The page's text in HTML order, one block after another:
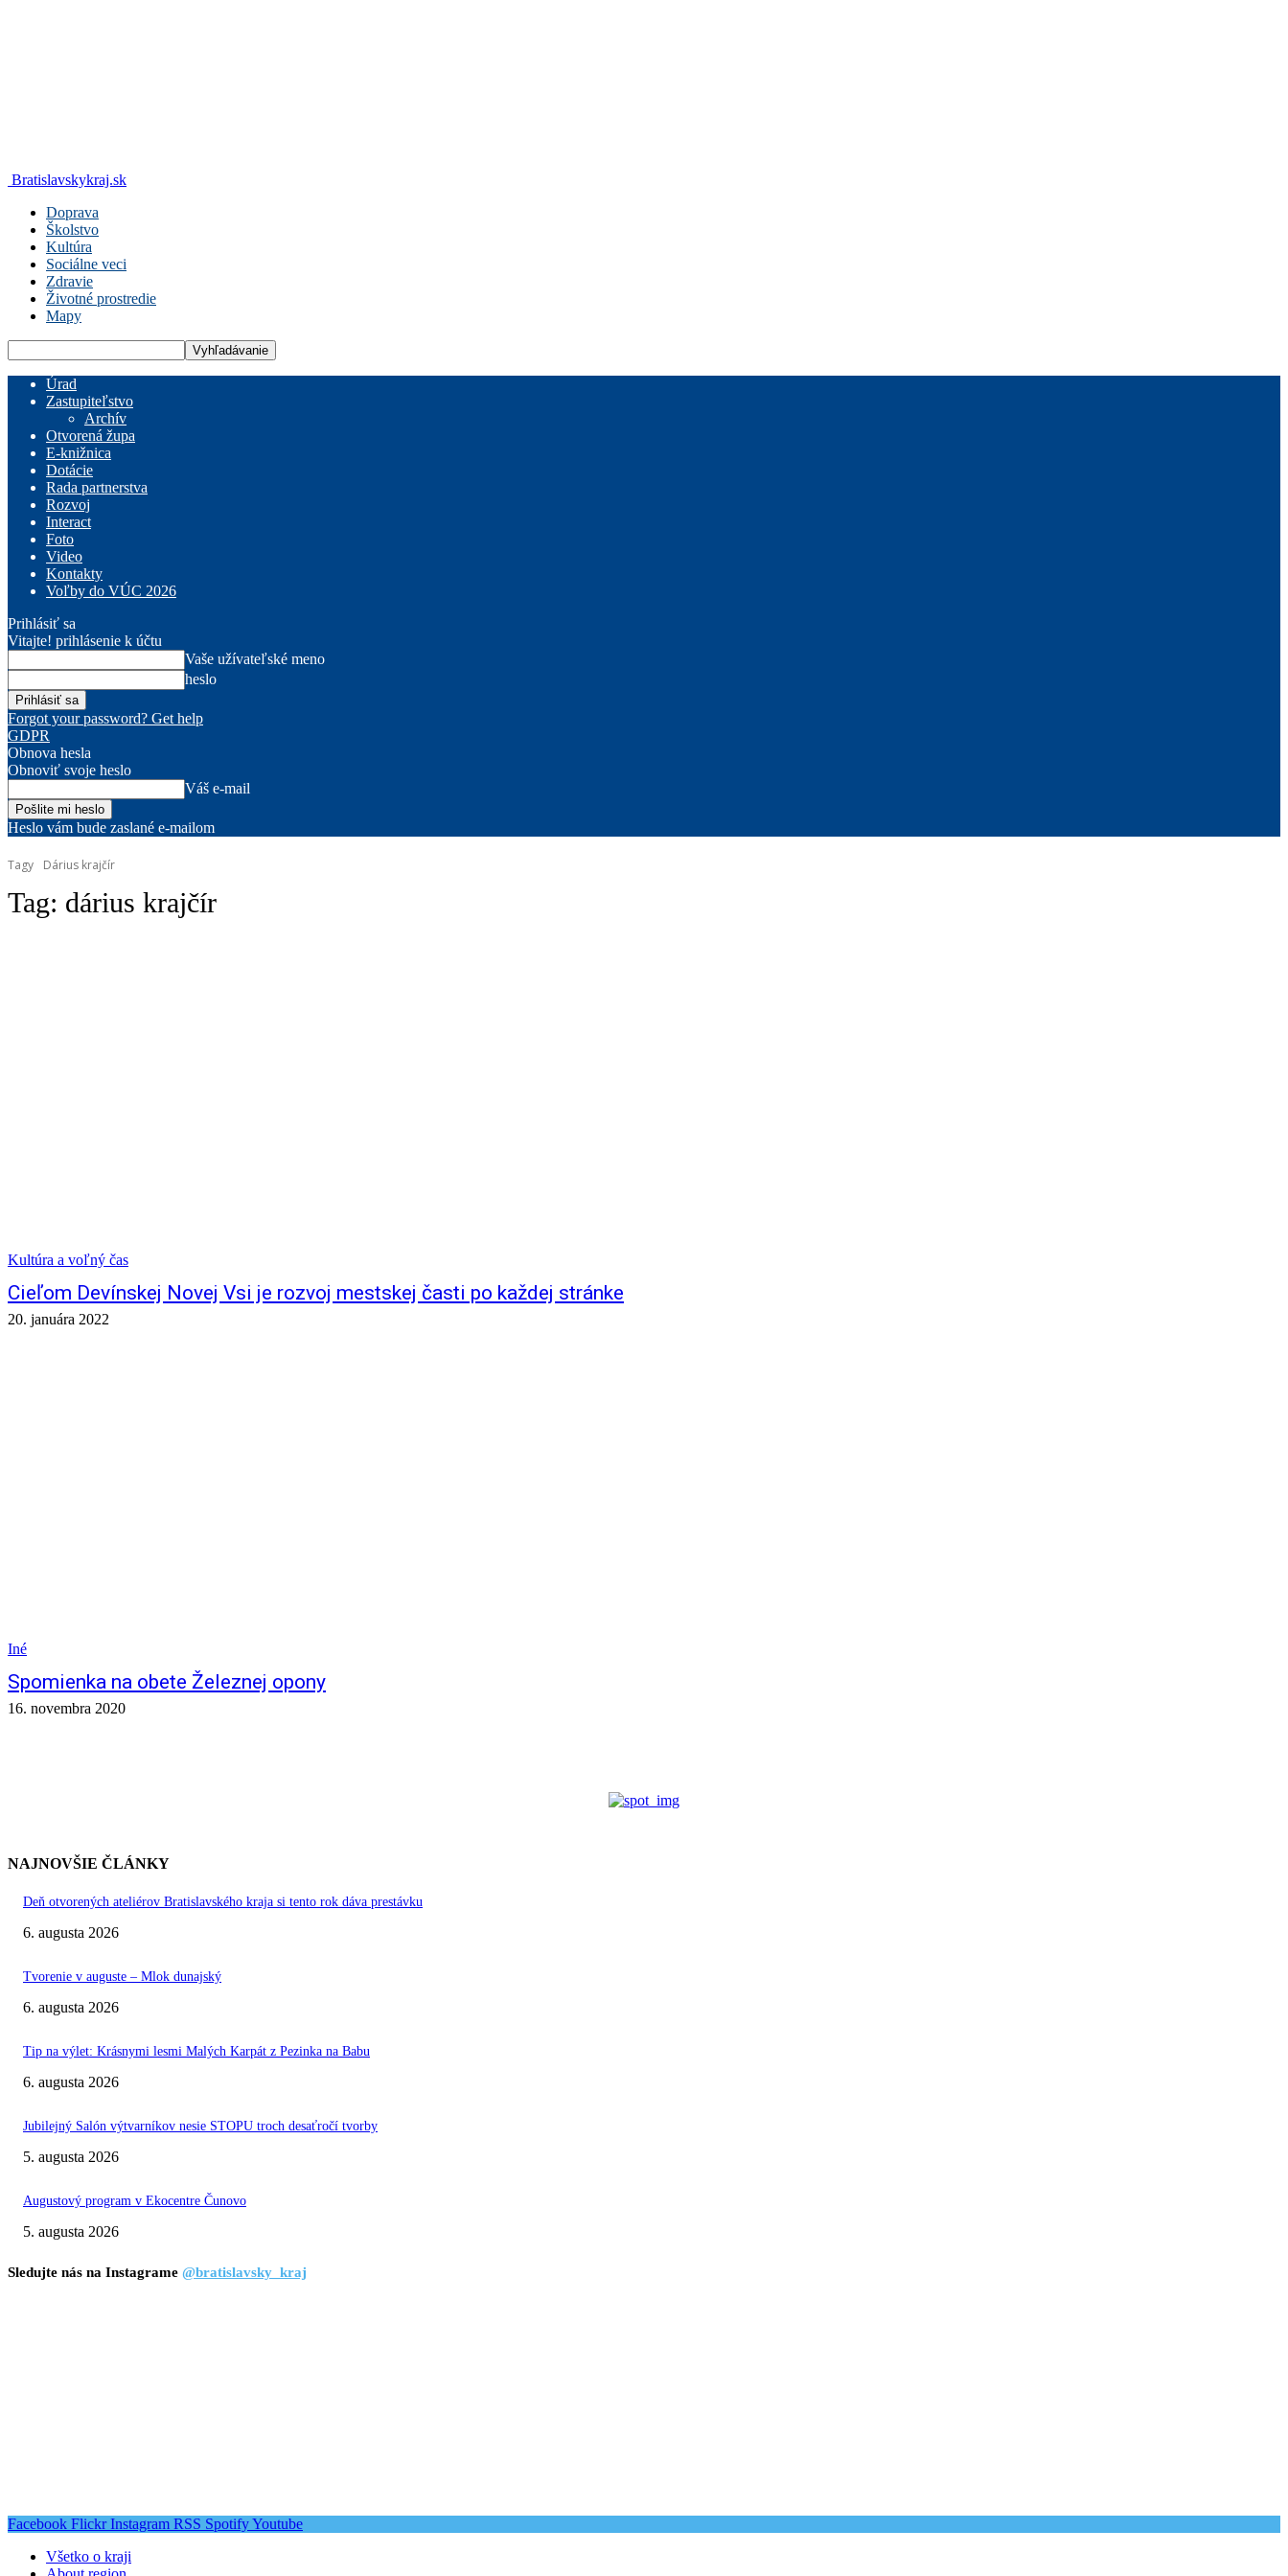
Bratislavskykraj.sk
Doprava
Školstvo
Kultúra
Sociálne veci
Zdravie
Životné prostredie
Mapy
Úrad
Zastupiteľstvo
Archív
Otvorená župa
E-knižnica
Dotácie
Rada partnerstva
Rozvoj
Interact
Foto
Video
Kontakty
Voľby do VÚC 2026
Prihlásiť sa
Vitajte! prihlásenie k účtu
Vaše užívateľské meno
heslo
Forgot your password? Get help
GDPR
Obnova hesla
Obnoviť svoje heslo
Váš e-mail
Heslo vám bude zaslané e-mailom
Tagy Dárius krajčír
Tag: dárius krajčír
Kultúra a voľný čas
Cieľom Devínskej Novej Vsi je rozvoj mestskej časti po každej stránke
20. januára 2022
Iné
Spomienka na obete Železnej opony
16. novembra 2020
NAJNOVŠIE ČLÁNKY
Deň otvorených ateliérov Bratislavského kraja si tento rok dáva prestávku
6. augusta 2026
Tvorenie v auguste – Mlok dunajský
6. augusta 2026
Tip na výlet: Krásnymi lesmi Malých Karpát z Pezinka na Babu
6. augusta 2026
Jubilejný Salón výtvarníkov nesie STOPU troch desaťročí tvorby
5. augusta 2026
Augustový program v Ekocentre Čunovo
5. augusta 2026
Sledujte nás na Instagrame @bratislavsky_kraj
Facebook Flickr Instagram RSS SpotifyYoutube
Všetko o kraji